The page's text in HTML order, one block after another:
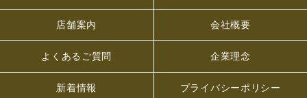
店舗案内 会社概要
よくあるご質問 企業理念
新着情報 プライバシーポリシー